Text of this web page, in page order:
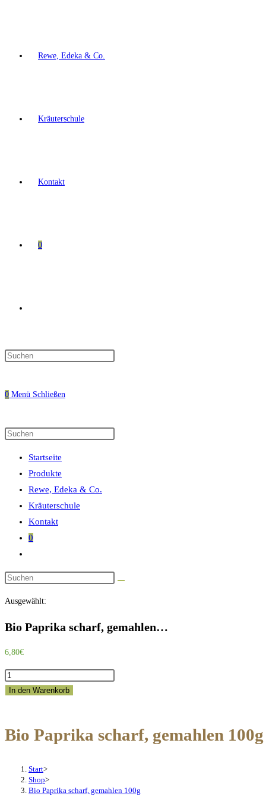
Rewe, Edeka & Co.
Kräuterschule
Kontakt
0
search
0 Menü Schließen
Diese
durchsuchen
Startseite
Produkte
Rewe, Edeka & Co.
Kräuterschule
Kontakt
0
umschalten
Diese
durchsuchen
Ausgewählt:
Bio Paprika scharf, gemahlen…
6,80€
Bio
Paprika
100g
In den Warenkorb
Bio Paprika scharf, gemahlen 100g
Start>
Shop>
Bio Paprika scharf, gemahlen 100g